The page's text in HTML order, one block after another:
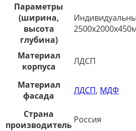
Параметры
(ширина,
высота
глубина)
Материал
корпуса
ЛДСП
Материал
фасада
ЛДСП, МДФ
Страна
производитель Россия